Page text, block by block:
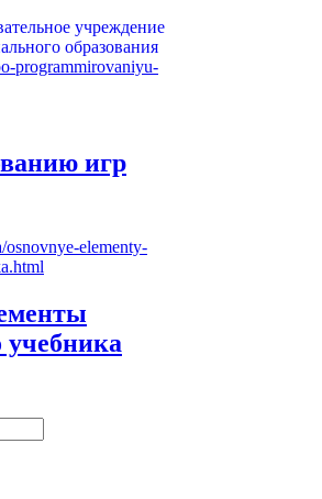
игр
учебника